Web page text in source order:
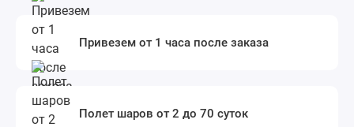
Привезем от 1 часа после заказа
Полет шаров от 2 до 70 суток